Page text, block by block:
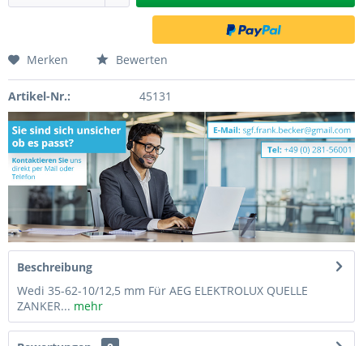
Merken Bewerten
Artikel-Nr.: 45131
Beschreibung
Wedi 35-62-10/12,5 mm Für AEG ELEKTROLUX QUELLE
ZANKER... mehr